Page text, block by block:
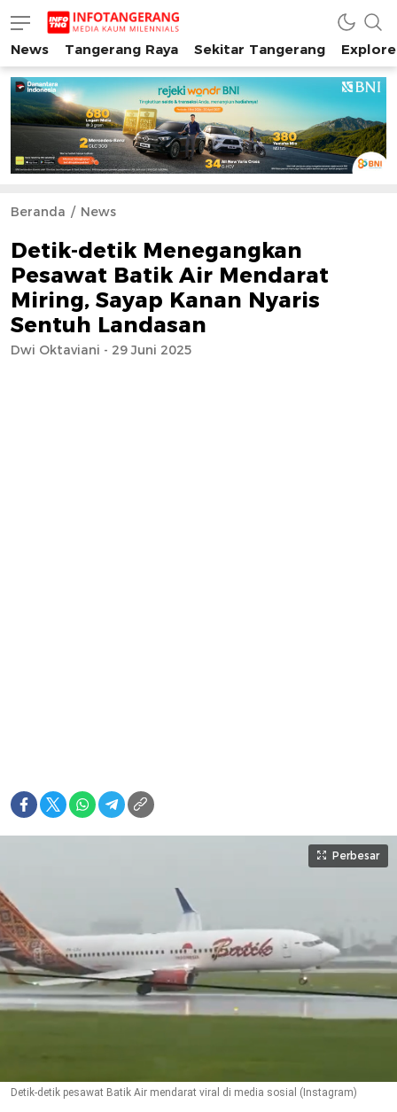
INFO TANGERANG
Media Kaum Millenials Tangerang Raya
News Tangerang Raya Sekitar Tangerang
Beranda News
Detik-detik Menegangkan
Pesawat Batik Air Mendarat
Miring, Sayap Kanan Nyaris
Sentuh Landasan
Dwi Oktaviani - 29 Juni 2025
Perbesar
Detik-detik pesawat Batik Air mendarat viral di media sosial (Instagram)